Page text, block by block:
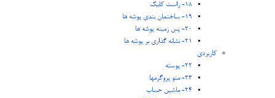
18- راست کلیک
19- ساختمان بندی پوشه ها
20- پس زمینه پوشه ها
21- نشانه گذاری بر پوشه ها
کاربردی
22- پوسته
23- منو پروگرمها
24- ماشین حساب